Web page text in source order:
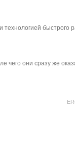
быстрого
чего они сразу же